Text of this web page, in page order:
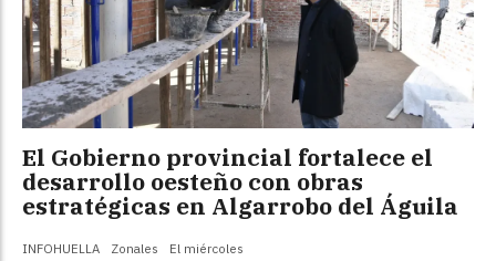
El Gobierno provincial fortalece el
desarrollo oesteño con obras
estratégicas en Algarrobo del Águila
INFOHUELLA Zonales El miércoles